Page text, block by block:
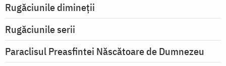
Rugăciunile dimineții
Rugăciunile serii
Paraclisul Preasfintei Născătoare de Dumnezeu